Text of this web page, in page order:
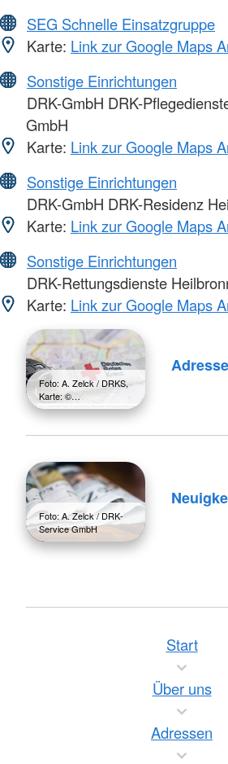
SEG Schnelle Einsatzgruppe
Karte: Link zur Google Maps
Sonstige Einrichtungen
DRK-GmbH DRK-
GmbH
Karte: Link zur Google Maps
Sonstige Einrichtungen
DRK-GmbH DRK-Residenz
Karte: Link zur Google Maps
Sonstige Einrichtungen
DRK-Rettungsdienste
Karte: Link zur Google Maps
Foto: A. Zelck / DRKS,
Karte: ©…
Foto: A. Zelck / DRK-
Service GmbH
Start
Über uns
Adressen